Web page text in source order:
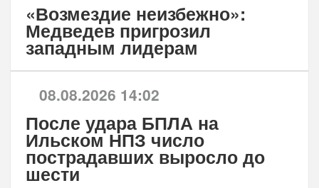
«Возмездие неизбежно»:
Медведев пригрозил
западным лидерам
08.08.2026 14:02
После удара БПЛА на
Ильском НПЗ число
пострадавших выросло до
шести